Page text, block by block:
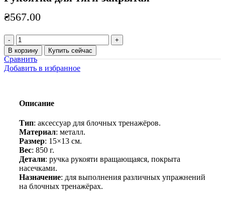
₴567.00
Количество
товара
Рукоятка
для
тяги
В корзину Купить сейчас
Сравнить
Добавить в избранное
Описание
Тип: аксессуар для блочных тренажёров.
Материал: металл.
Размер: 15×13 см.
Вес: 850 г.
Детали: ручка рукояти вращающаяся, покрыта
насечками.
Назначение: для выполнения различных упражнений
на блочных тренажёрах.